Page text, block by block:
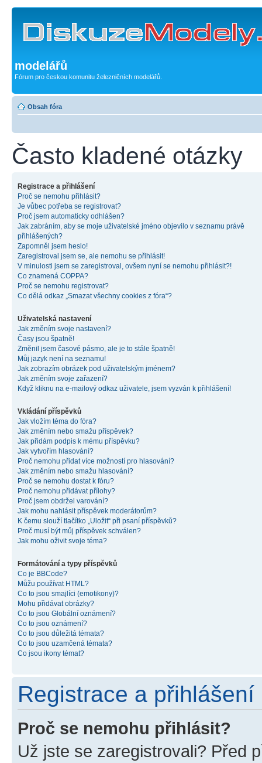
modelářů
Fórum pro českou komunitu železničních modelářů.
Obsah fóra
Často kladené otázky
Registrace a přihlášení
Proč se nemohu přihlásit?
Je vůbec potřeba se registrovat?
Proč jsem automaticky odhlášen?
Jak zabráním, aby se moje uživatelské jméno objevilo v seznamu právě
přihlášených?
Zapomněl jsem heslo!
Zaregistroval jsem se, ale nemohu se přihlásit!
V minulosti jsem se zaregistroval, ovšem nyní se nemohu přihlásit?!
Co znamená COPPA?
Proč se nemohu registrovat?
Co dělá odkaz „Smazat všechny cookies z fóra“?
Uživatelská nastavení
Jak změním svoje nastavení?
Časy jsou špatně!
Změnil jsem časové pásmo, ale je to stále špatně!
Můj jazyk není na seznamu!
Jak zobrazím obrázek pod uživatelským jménem?
Jak změním svoje zařazení?
Když kliknu na e-mailový odkaz uživatele, jsem vyzván k přihlášení!
Vkládání příspěvků
Jak vložím téma do fóra?
Jak změním nebo smažu příspěvek?
Jak přidám podpis k mému příspěvku?
Jak vytvořím hlasování?
Proč nemohu přidat více možností pro hlasování?
Jak změním nebo smažu hlasování?
Proč se nemohu dostat k fóru?
Proč nemohu přidávat přílohy?
Proč jsem obdržel varování?
Jak mohu nahlásit příspěvek moderátorům?
K čemu slouží tlačítko „Uložit“ při psaní příspěvků?
Proč musí být můj příspěvek schválen?
Jak mohu oživit svoje téma?
Formátování a typy příspěvků
Co je BBCode?
Můžu používat HTML?
Co to jsou smajlíci (emotikony)?
Mohu přidávat obrázky?
Co to jsou Globální oznámení?
Co to jsou oznámení?
Co to jsou důležitá témata?
Co to jsou uzamčená témata?
Co jsou ikony témat?
Registrace a přihlášení
Proč se nemohu přihlásit?
Už jste se zaregistrovali? Před